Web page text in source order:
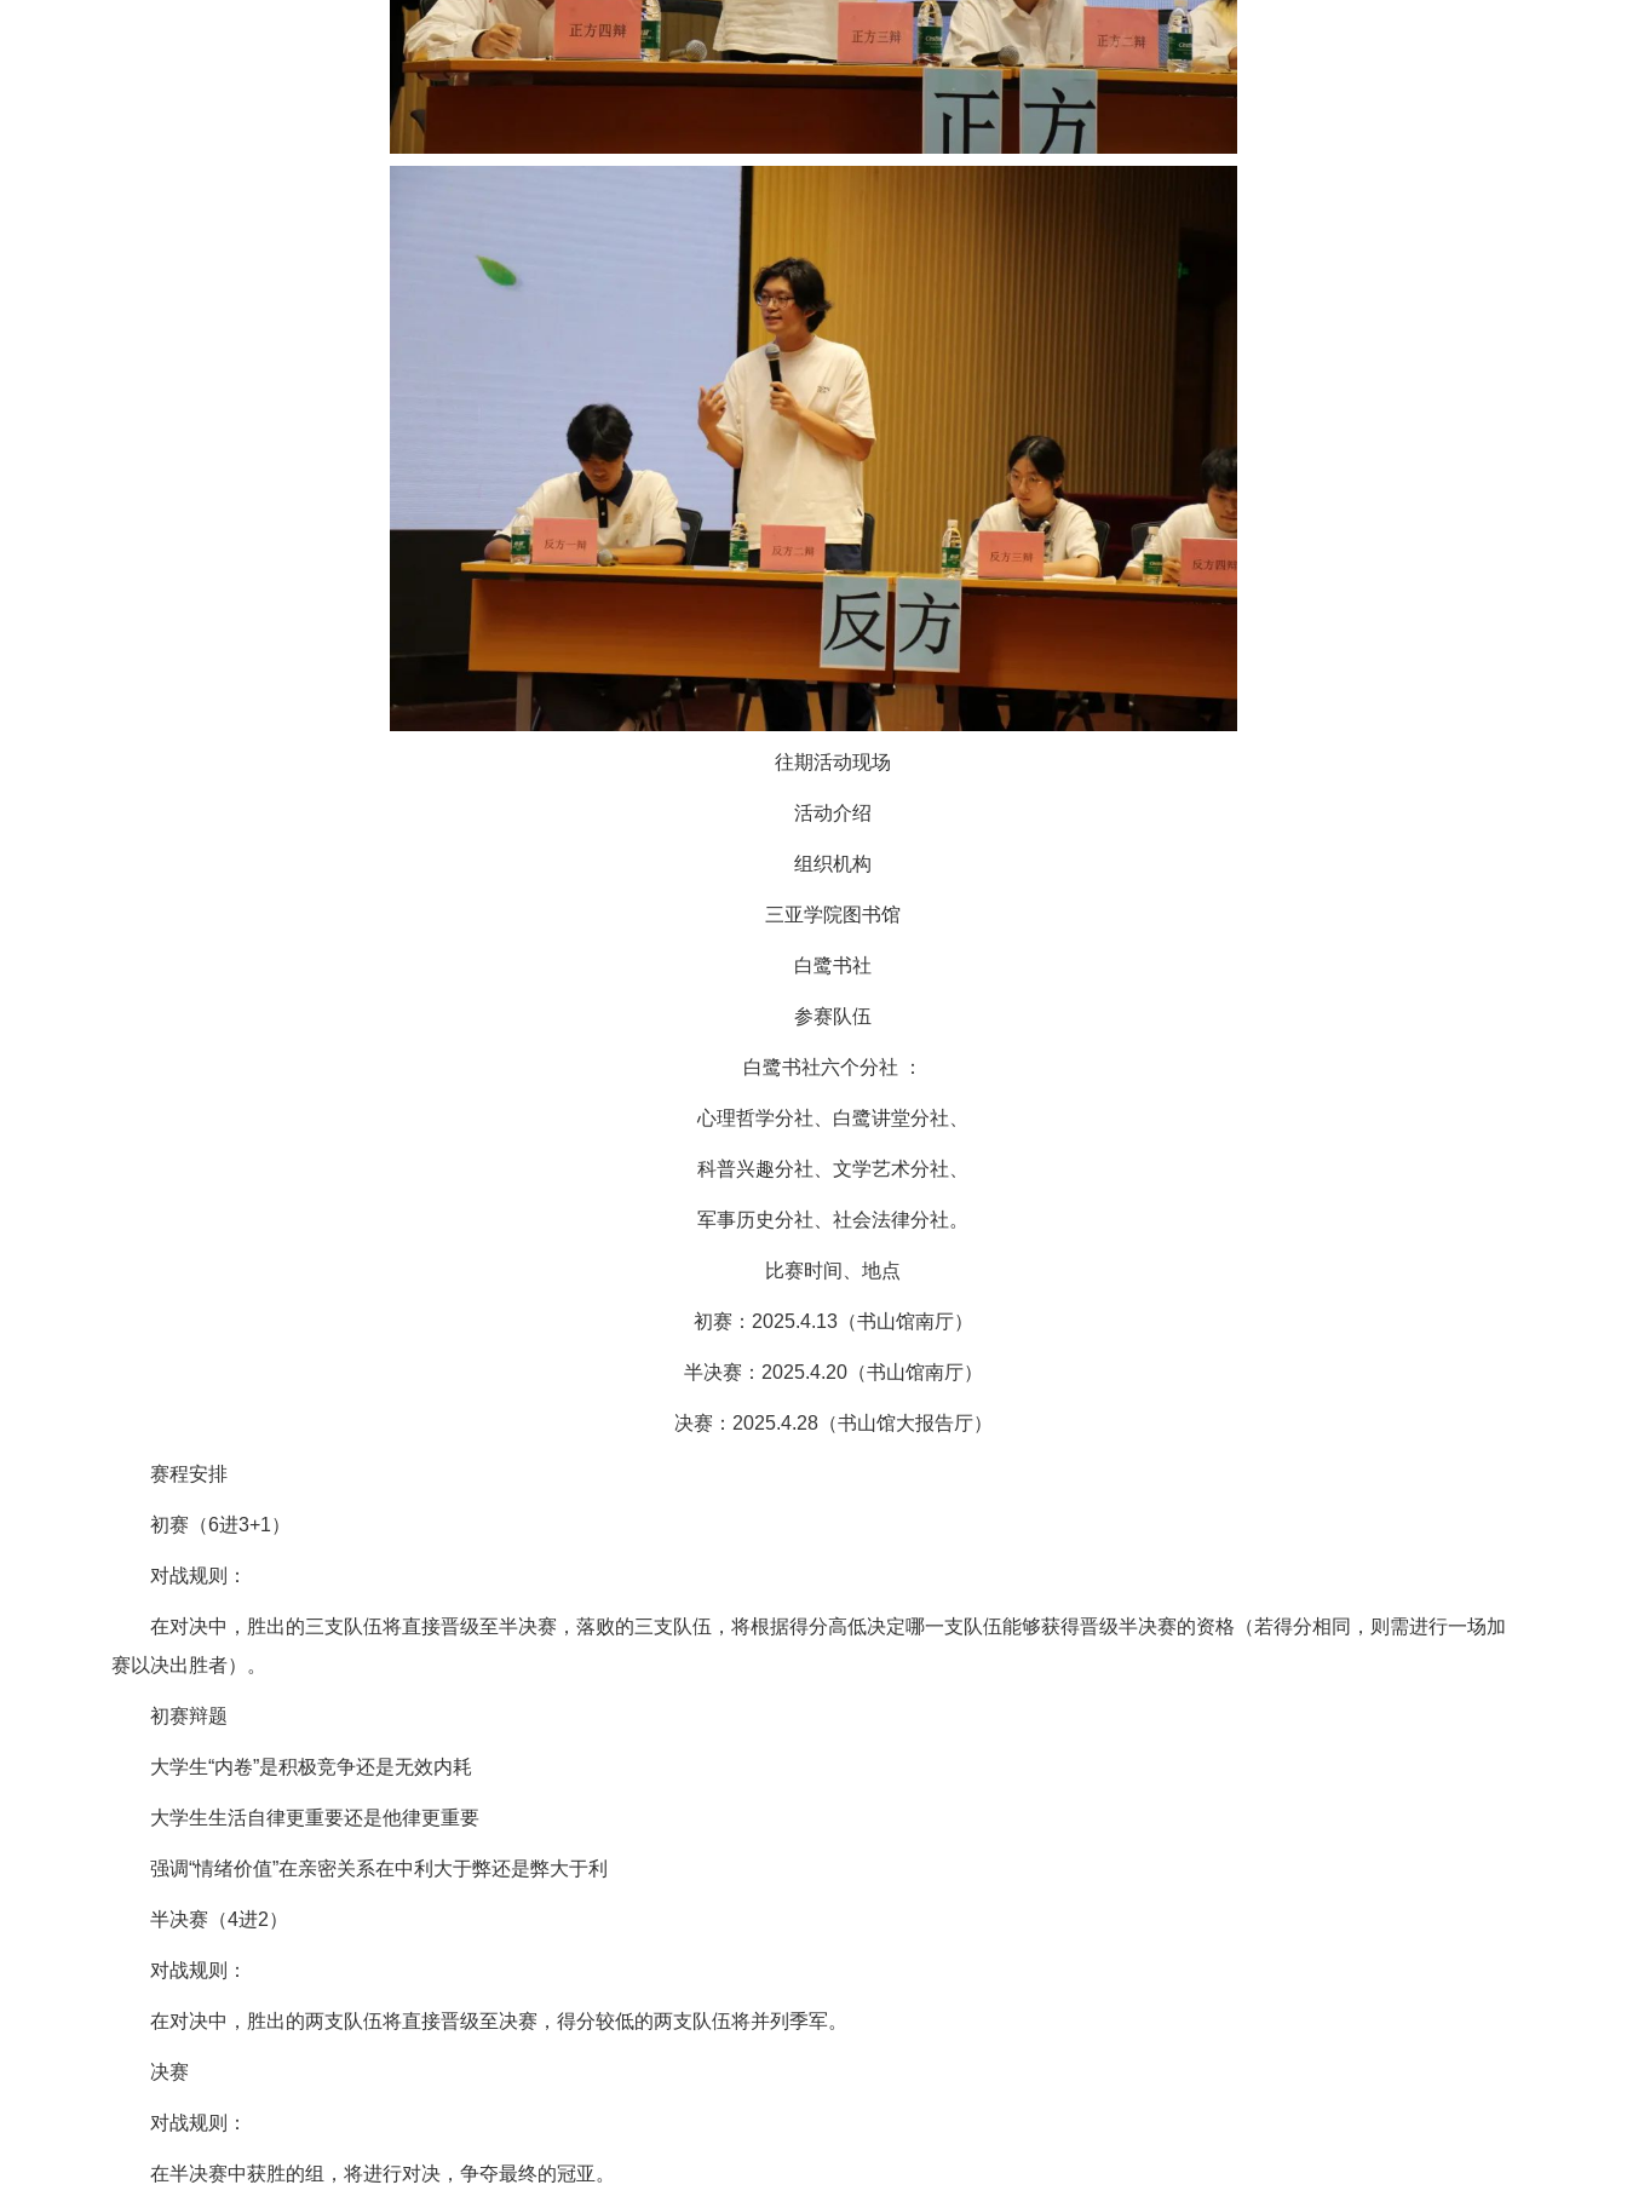
往期活动现场
活动介绍
组织机构
三亚学院图书馆
白鹭书社
参赛队伍
白鹭书社六个分社 ：
心理哲学分社、白鹭讲堂分社、
科普兴趣分社、文学艺术分社、
军事历史分社、社会法律分社。
比赛时间、地点
初赛：2025.4.13（书山馆南厅）
半决赛：2025.4.20（书山馆南厅）
决赛：2025.4.28（书山馆大报告厅）
赛程安排
初赛（6进3+1）
对战规则：
在对决中，胜出的三支队伍将直接晋级至半决赛，落败的三支队伍，将根据得分高低决定哪一支队伍能够获得晋级半决赛的资格（若得分相同，则需进行一场加
赛以决出胜者）。
初赛辩题
大学生“内卷”是积极竞争还是无效内耗
大学生生活自律更重要还是他律更重要
强调“情绪价值”在亲密关系在中利大于弊还是弊大于利
半决赛（4进2）
对战规则：
在对决中，胜出的两支队伍将直接晋级至决赛，得分较低的两支队伍将并列季军。
决赛
对战规则：
在半决赛中获胜的组，将进行对决，争夺最终的冠亚。